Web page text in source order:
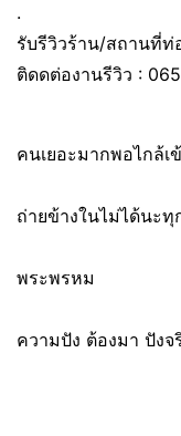
.
รับรีวิวร้าน/สถานที่ท่
ติดดต่องานรีวิว :
คนเยอะมากพอไกล้เ
ถ่ายข้างในไม่ได้นะทุ
พระพรหม
ความปัง ต้องมา ปังจ